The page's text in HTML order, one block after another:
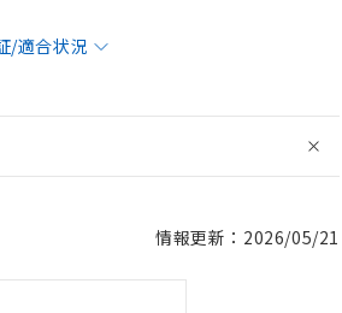
/適合状況
情報更新：2026/05/21